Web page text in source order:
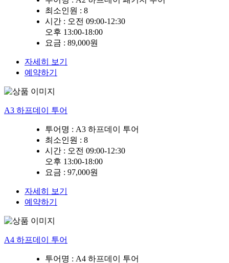
최소인원 : 8
시간 : 오전 09:00-12:30
오후 13:00-18:00
요금 : 89,000원
자세히 보기
예약하기
A3 하프데이 투어
투어명 : A3 하프데이 투어
최소인원 : 8
시간 : 오전 09:00-12:30
오후 13:00-18:00
요금 : 97,000원
자세히 보기
예약하기
A4 하프데이 투어
투어명 : A4 하프데이 투어